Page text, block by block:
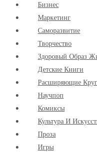
Бизнес
Маркетинг
Cаморазвитие
Творчество
Здоровый Образ
Детские Книги
Расширяющие
Научпоп
Комиксы
Культура И
Проза
Игры